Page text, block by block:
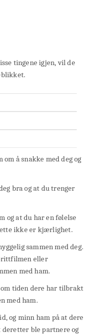
tingene igjen, vil de
om å snakke med deg og
bra og at du trenger
og at du har en følelse
ikke er kjærlighet.
sammen med deg.
eller
med ham.
tiden dere har tilbrakt
med ham.
og minn ham på at dere
ble partnere og